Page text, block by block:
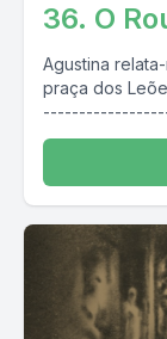
36. O
Agustina
praça dos Leões, no Porto. In